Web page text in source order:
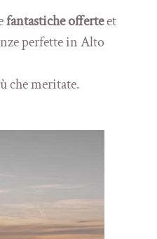
fantastiche offerteet
perfette in Alto
che meritate.